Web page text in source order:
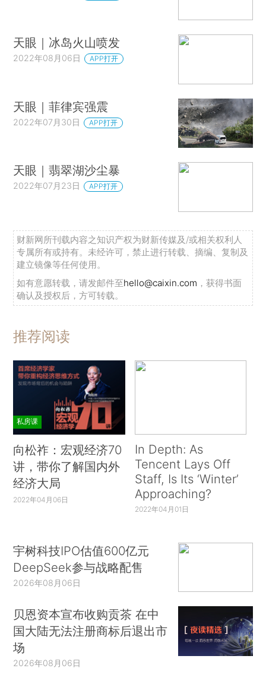
天眼｜冰岛火山喷发
2022年08月06日 APP打开
天眼｜菲律宾强震
2022年07月30日 APP打开
天眼｜翡翠湖沙尘暴
2022年07月23日 APP打开
财新网所刊载内容之知识产权为财新传媒及/或相关权利人
专属所有或持有。未经许可，禁止进行转载、摘编、复制及
建立镜像等任何使用。
如有意愿转载，请发邮件至hello@caixin.com ，获得书面
确认及授权后，方可转载。
推荐阅读
私房课
向松祚：宏观经济70
讲，带你了解国内外
经济大局
2022年04月06日
In Depth: As
Tencent Lays Off
Staff, Is Its ‘Winter’
Approaching?
2022年04月01日
宇树科技IPO估值600亿元
DeepSeek参与战略配售
2026年08月06日
贝恩资本宣布收购贡茶 在中
国大陆无法注册商标后退出市
场
2026年08月06日